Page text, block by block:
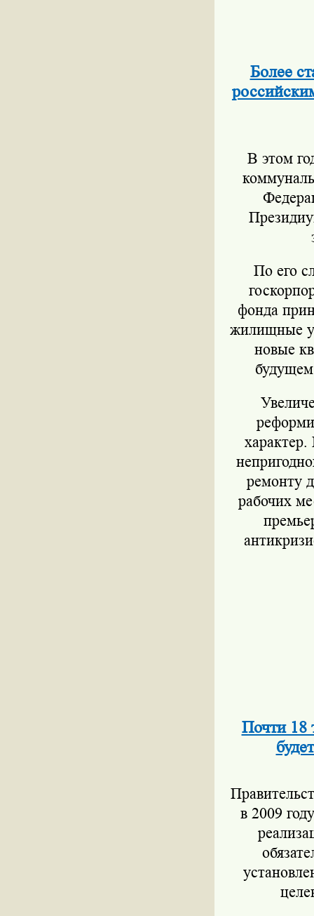
Более
В этом
По его
фонда
жилищные
новые
будущем
ремонту
рабочих
Почти 18
в 2009